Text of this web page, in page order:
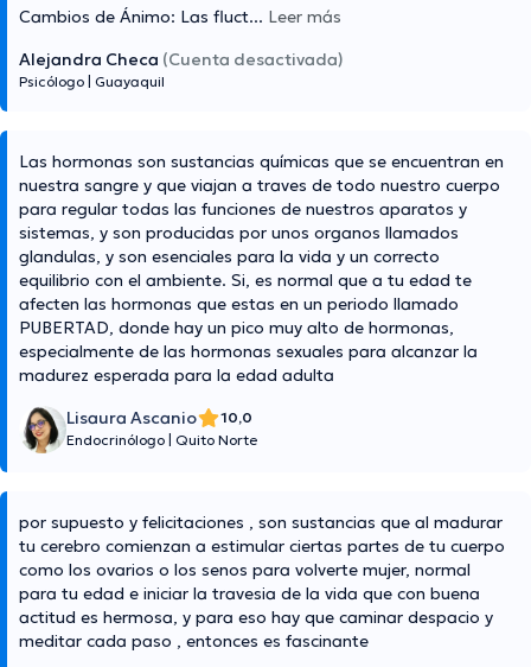
Cambios de Ánimo: Las fluct... Leer más
Alejandra Checa (Cuenta desactivada)
Psicólogo Guayaquil
Las hormonas son sustancias químicas que se encuentran en
nuestra sangre y que viajan a traves de todo nuestro cuerpo
para regular todas las funciones de nuestros aparatos y
sistemas, y son producidas por unos organos llamados
glandulas, y son esenciales para la vida y un correcto
equilibrio con el ambiente. Si, es normal que a tu edad te
afecten las hormonas que estas en un periodo llamado
PUBERTAD, donde hay un pico muy alto de hormonas,
especialmente de las hormonas sexuales para alcanzar la
madurez esperada para la edad adulta
Lisaura Ascanio
10,0
Endocrinólogo Quito Norte
por supuesto y felicitaciones , son sustancias que al madurar
tu cerebro comienzan a estimular ciertas partes de tu cuerpo
como los ovarios o los senos para volverte mujer, normal
para tu edad e iniciar la travesia de la vida que con buena
actitud es hermosa, y para eso hay que caminar despacio y
meditar cada paso , entonces es fascinante